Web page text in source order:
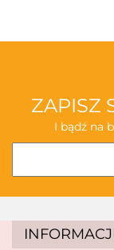
ZAPISZ
I bądź na